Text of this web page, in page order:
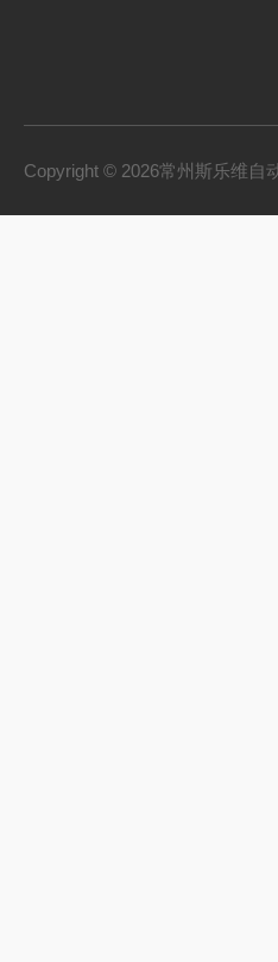
Copyright © 2026常州斯乐维